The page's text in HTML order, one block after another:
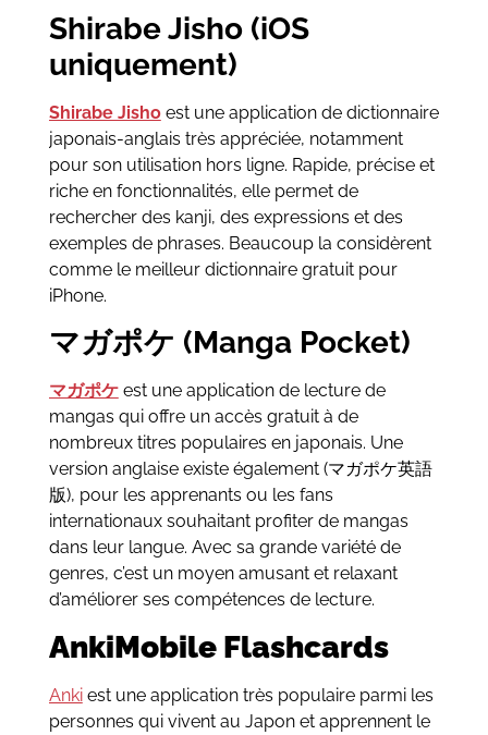
Shirabe Jisho (iOS
uniquement)
Shirabe Jishoest une application de dictionnaire
japonais-anglais très appréciée, notamment
pour son utilisation hors ligne. Rapide, précise et
riche en fonctionnalités, elle permet de
rechercher des kanji, des expressions et des
exemples de phrases. Beaucoup la considèrent
comme le meilleur dictionnaire gratuit pour
iPhone.
マガポケ (Manga Pocket)
マガポケest une application de lecture de
mangas qui offre un accès gratuit à de
nombreux titres populaires en japonais. Une
version anglaise existe également (マガポケ英語
版), pour les apprenants ou les fans
internationaux souhaitant profiter de mangas
dans leur langue. Avec sa grande variété de
genres, c’est un moyen amusant et relaxant
d’améliorer ses compétences de lecture.
AnkiMobile Flashcards
Ankiest une application très populaire parmi les
personnes qui vivent au Japon et apprennent le